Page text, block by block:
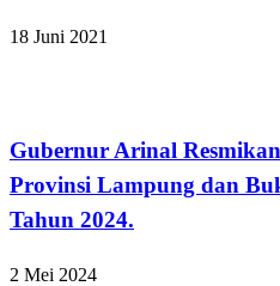
18 Juni 2021
Gubernur Arinal
Provinsi Lampung dan
Tahun 2024.
2 Mei 2024